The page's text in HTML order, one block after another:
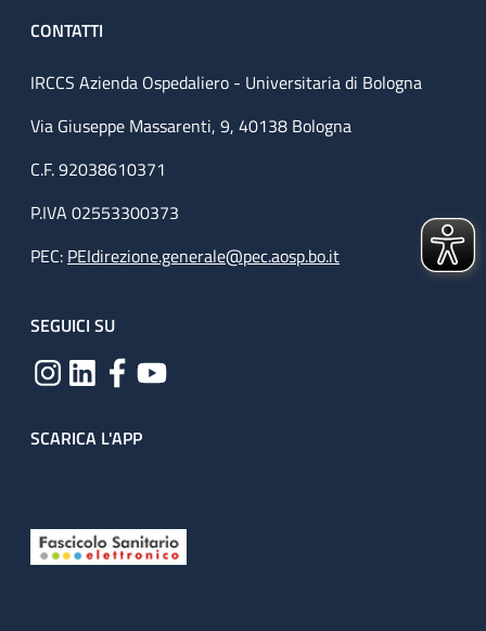
CONTATTI
IRCCS Azienda Ospedaliero - Universitaria di Bologna
Via Giuseppe Massarenti, 9, 40138 Bologna
C.F. 92038610371
P.IVA 02553300373
PEC: PEIdirezione.generale@pec.aosp.bo.it
SEGUICI SU
SCARICA L'APP